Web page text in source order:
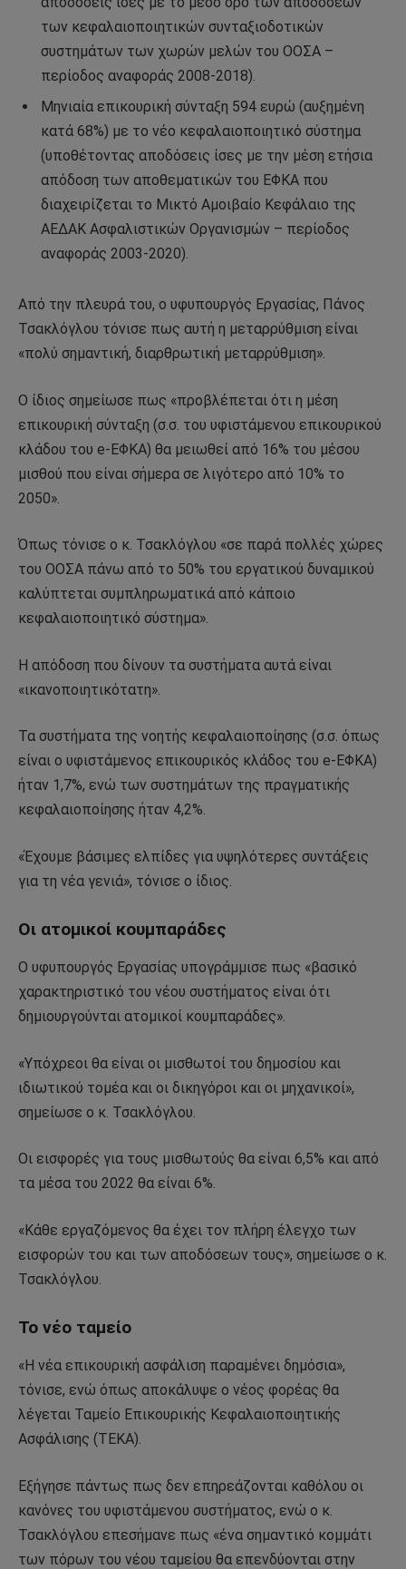
των κεφαλαιοποιητικών συνταξιοδοτικών
συστημάτων των χωρών μελών του ΟΟΣΑ –
περίοδος αναφοράς 2008-2018).
Μηνιαία επικουρική σύνταξη 594 ευρώ (αυξημένη
κατά 68%) με το νέο κεφαλαιοποιητικό σύστημα
(υποθέτοντας αποδόσεις ίσες με την μέση ετήσια
απόδοση των αποθεματικών του ΕΦΚΑ που
διαχειρίζεται το Μικτό Αμοιβαίο Κεφάλαιο της
ΑΕΔΑΚ Ασφαλιστικών Οργανισμών – περίοδος
αναφοράς 2003-2020).
Από την πλευρά του, ο υφυπουργός Εργασίας, Πάνος
Τσακλόγλου τόνισε πως αυτή η μεταρρύθμιση είναι
«πολύ σημαντική, διαρθρωτική μεταρρύθμιση».
Ο ίδιος σημείωσε πως «προβλέπεται ότι η μέση
επικουρική σύνταξη (σ.σ. του υφιστάμενου επικουρικού
κλάδου του e-ΕΦΚΑ) θα μειωθεί από 16% του μέσου
μισθού που είναι σήμερα σε λιγότερο από 10% το
2050».
Όπως τόνισε ο κ. Τσακλόγλου «σε παρά πολλές χώρες
του ΟΟΣΑ πάνω από το 50% του εργατικού δυναμικού
καλύπτεται συμπληρωματικά από κάποιο
κεφαλαιοποιητικό σύστημα».
Η απόδοση που δίνουν τα συστήματα αυτά είναι
«ικανοποιητικότατη».
Τα συστήματα της νοητής κεφαλαιοποίησης (σ.σ. όπως
είναι ο υφιστάμενος επικουρικός κλάδος του e-ΕΦΚΑ)
ήταν 1,7%, ενώ των συστημάτων της πραγματικής
κεφαλαιοποίησης ήταν 4,2%.
«Έχουμε βάσιμες ελπίδες για υψηλότερες συντάξεις
για τη νέα γενιά», τόνισε ο ίδιος.
Οι ατομικοί κουμπαράδες
Ο υφυπουργός Εργασίας υπογράμμισε πως «βασικό
χαρακτηριστικό του νέου συστήματος είναι ότι
δημιουργούνται ατομικοί κουμπαράδες».
«Υπόχρεοι θα είναι οι μισθωτοί του δημοσίου και
ιδιωτικού τομέα και οι δικηγόροι και οι μηχανικοί»,
σημείωσε ο κ. Τσακλόγλου.
Οι εισφορές για τους μισθωτούς θα είναι 6,5% και από
τα μέσα του 2022 θα είναι 6%.
«Κάθε εργαζόμενος θα έχει τον πλήρη έλεγχο των
εισφορών του και των αποδόσεων τους», σημείωσε ο κ.
Τσακλόγλου.
Το νέο ταμείο
«Η νέα επικουρική ασφάλιση παραμένει δημόσια»,
τόνισε, ενώ όπως αποκάλυψε ο νέος φορέας θα
λέγεται Ταμείο Επικουρικής Κεφαλαιοποιητικής
Ασφάλισης (ΤΕΚΑ).
Εξήγησε πάντως πως δεν επηρεάζονται καθόλου οι
κανόνες του υφιστάμενου συστήματος, ενώ ο κ.
Τσακλόγλου επεσήμανε πως «ένα σημαντικό κομμάτι
των πόρων του νέου ταμείου θα επενδύονται στην